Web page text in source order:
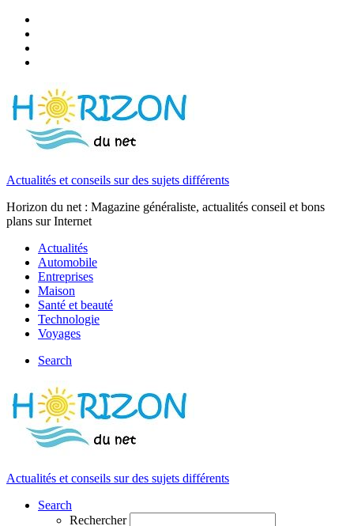
Actualités et conseils sur des sujets différents
Horizon du net : Magazine généraliste, actualités conseil et bons
plans sur Internet
Actualités
Automobile
Entreprises
Maison
Santé et beauté
Technologie
Voyages
Search
Actualités et conseils sur des sujets différents
Search
Rechercher